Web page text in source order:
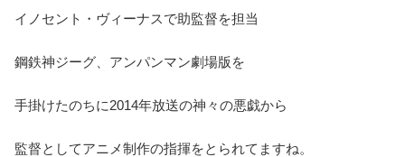
イノセント・ヴィーナスで助監督を担当
鋼鉄神ジーグ、アンパンマン劇場版を
手掛けたのちに2014年放送の神々の悪戯から
監督としてアニメ制作の指揮をとられてますね。